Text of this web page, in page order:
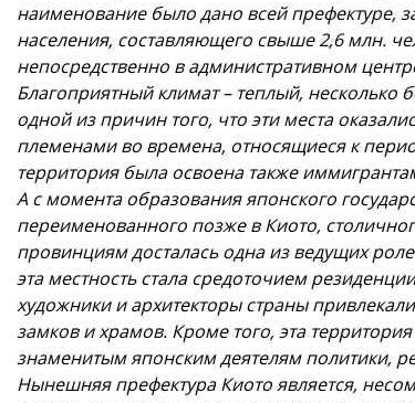
наименование было дано всей
населения, составляющего свыше 2,6 млн.
непосредственно в административном
Благоприятный климат – теплый,
одной из причин того, что эти места
племенами во времена, относящиеся к
территория была освоена также
А с момента образования японского
переименованного позже в Киото,
провинциям досталась одна из ведущих
эта местность стала средоточием
художники и архитекторы страны
замков и храмов. Кроме того, эта
знаменитым японским деятелям политики,
Нынешняя префектура Киото является,